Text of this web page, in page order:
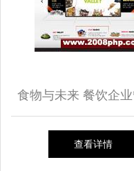
食物与未来 餐饮企
务网站模板新浪
查看详情